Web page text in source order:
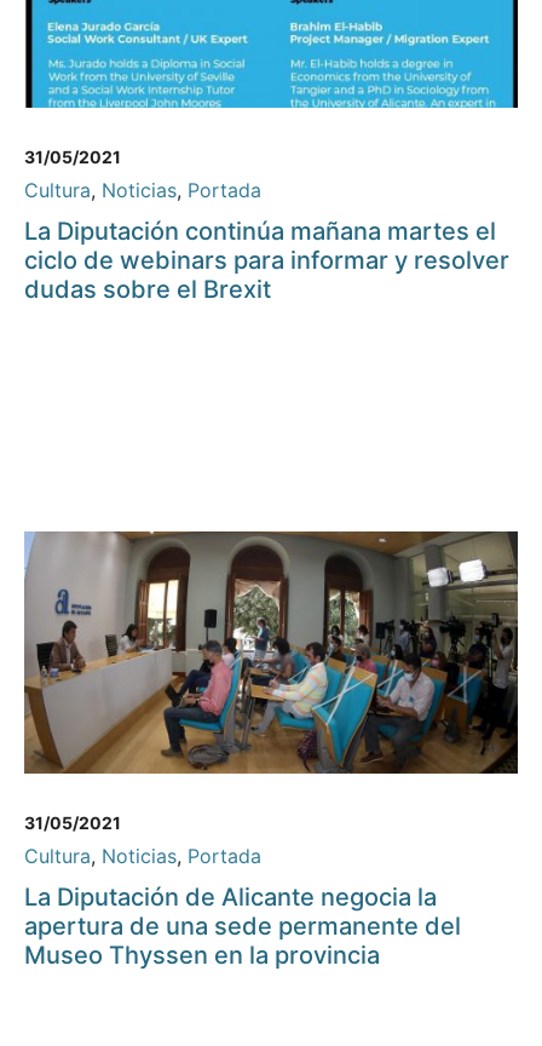
31/05/2021
Cultura, Noticias, Portada
La Diputación continúa mañana martes el
ciclo de webinars para informar y resolver
dudas sobre el Brexit
31/05/2021
Cultura, Noticias, Portada
La Diputación de Alicante negocia la
apertura de una sede permanente del
Museo Thyssen en la provincia